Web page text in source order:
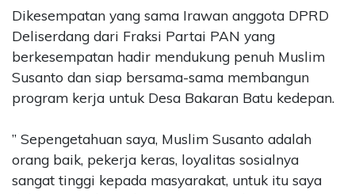
Dikesempatan yang sama Irawan anggota DPRD
Deliserdang dari Fraksi Partai PAN yang
berkesempatan hadir mendukung penuh Muslim
Susanto dan siap bersama-sama membangun
program kerja untuk Desa Bakaran Batu kedepan.
” Sepengetahuan saya, Muslim Susanto adalah
orang baik, pekerja keras, loyalitas sosialnya
sangat tinggi kepada masyarakat, untuk itu saya